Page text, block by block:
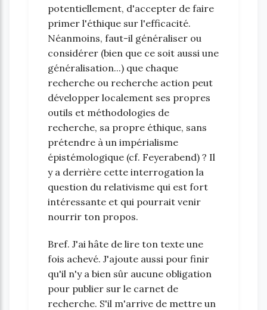
potentiellement, d'accepter de faire
primer l'éthique sur l'efficacité.
Néanmoins, faut-il généraliser ou
considérer (bien que ce soit aussi une
généralisation...) que chaque
recherche ou recherche action peut
développer localement ses propres
outils et méthodologies de
recherche, sa propre éthique, sans
prétendre à un impérialisme
épistémologique (cf. Feyerabend) ? Il
y a derrière cette interrogation la
question du relativisme qui est fort
intéressante et qui pourrait venir
nourrir ton propos.
Bref. J'ai hâte de lire ton texte une
fois achevé. J'ajoute aussi pour finir
qu'il n'y a bien sûr aucune obligation
pour publier sur le carnet de
recherche. S'il m'arrive de mettre un